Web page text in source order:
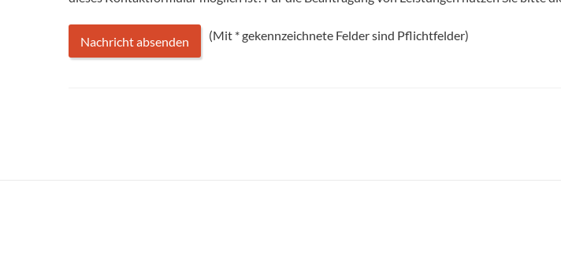
(Mit *gekennzeichnete Felder sind Pflichtfelder)